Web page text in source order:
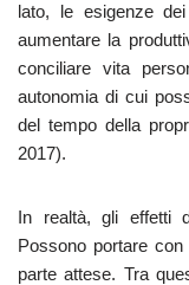
lato, le esigenze
aumentare la
conciliare vita
autonomia di cui
del tempo della
2017).
In realtà, gli effetti
Possono portare
parte attese. Tra